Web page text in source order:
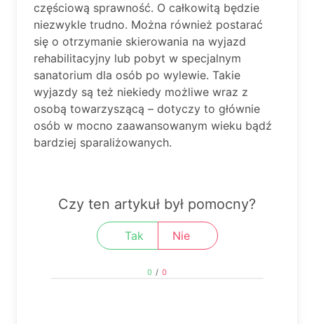
częściową sprawność. O całkowitą będzie
niezwykle trudno. Można również postarać
się o otrzymanie skierowania na wyjazd
rehabilitacyjny lub pobyt w specjalnym
sanatorium dla osób po wylewie. Takie
wyjazdy są też niekiedy możliwe wraz z
osobą towarzyszącą – dotyczy to głównie
osób w mocno zaawansowanym wieku bądź
bardziej sparaliżowanych.
Czy ten artykuł był pomocny?
Tak Nie
0 / 0